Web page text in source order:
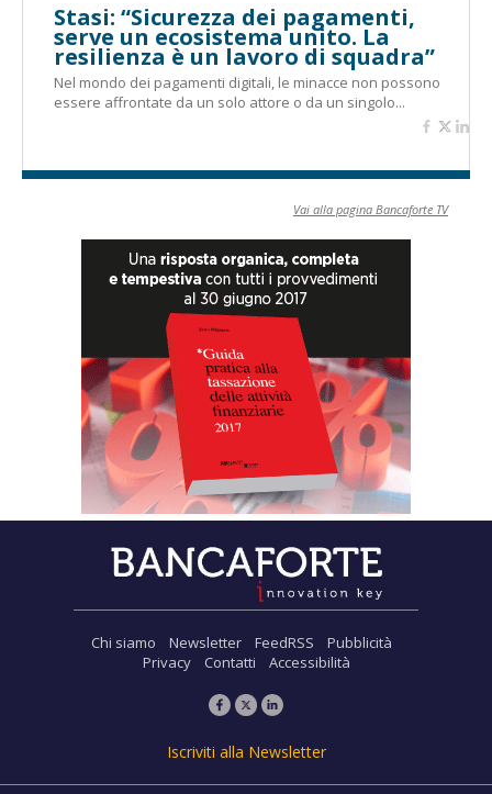
Stasi: “Sicurezza dei pagamenti,
serve un ecosistema unito. La
resilienza è un lavoro di squadra”
Nel mondo dei pagamenti digitali, le minacce non possono
essere affrontate da un solo attore o da un singolo...
Vai alla pagina Bancaforte TV
Chi siamo Newsletter FeedRSS
Pubblicità
Privacy
Contatti Accessibilità
Iscriviti alla Newsletter